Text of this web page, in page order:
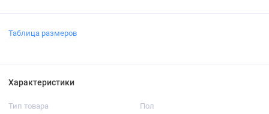
Таблица размеров
Характеристики
Тип товара Пол